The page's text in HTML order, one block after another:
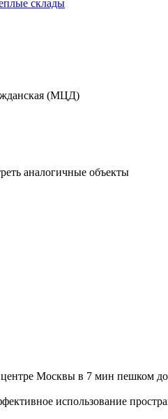
склады
(МЦД)
аналогичные объекты
центре Москвы в 7 мин пешком
использование